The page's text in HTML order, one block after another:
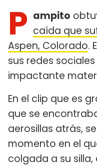
P ampito
caída que
Aspen, Colorado.
sus redes
impactante
En el clip que es
que se
aerosillas atrás,
momento en el
colgada a su